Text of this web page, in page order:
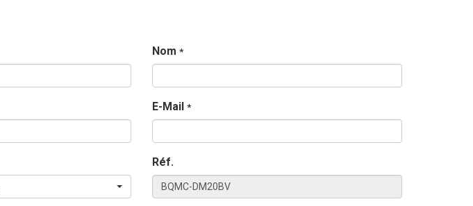
Nom *
E-Mail *
Réf.